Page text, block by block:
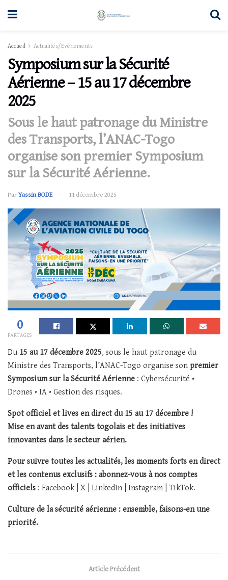
Accueil Actualités/Evènements
Symposium sur la Sécurité
Aérienne – 15 au 17 décembre
2025
Sous le haut patronage du Ministre
des Transports, l’ANAC-Togo
organise son premier Symposium
sur la Sécurité Aérienne.
Par Yassin BODE 11 décembre 2025
0
PARTAGES
Du 15 au 17 décembre 2025, sous le haut patronage du
Ministre des Transports, l’ANAC-Togo organise son premier
Symposium sur la Sécurité Aérienne : Cybersécurité •
Drones • IA • Gestion des risques.
Spot officiel et lives en direct du 15 au 17 décembre !
Mise en avant des talents togolais et des initiatives
innovantes dans le secteur aérien.
Pour suivre toutes les actualités, les moments forts en direct
et les contenus exclusifs : abonnez-vous à nos comptes
officiels : Facebook | X | LinkedIn | Instagram | TikTok.
Culture de la sécurité aérienne : ensemble, faisons-en une
priorité.
Article Précédent